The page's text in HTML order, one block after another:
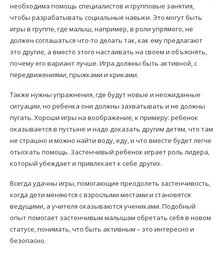
необходима помощь специалистов и групповые занятия,
чтобы разрабатывать социальные навыки. Это могут быть
игры в группе, где малыш, например, в роли упрямого, не
должен соглашаться что-то делать так, как ему предлагают
это другие, а вместо этого настаивать на своем и объяснять,
почему его вариант лучше. Игра должны быть активной, с
передвижениями, прыжками и криками.
Также нужны упражнения, где будут новые и неожиданные
ситуации, но ребенка они должны захватывать и не должны
пугать. Хороши игры на воображение, к примеру: ребенок
оказывается в пустыне и надо доказать другим детям, что там
не страшно и можно найти воду, еду, и что вместе будет легче
отыскать помощь. Застенчивый ребенок играет роль лидера,
который убеждает и привлекает к себе других.
Всегда удачны игры, помогающие преодолеть застенчивость,
когда дети меняются с взрослыми местами и становятся
ведущими, а учителя оказываются учениками. Подобный
опыт помогает застенчивым малышам обретать себя в новом
статусе, понимать, что быть активным – это интересно и
безопасно.